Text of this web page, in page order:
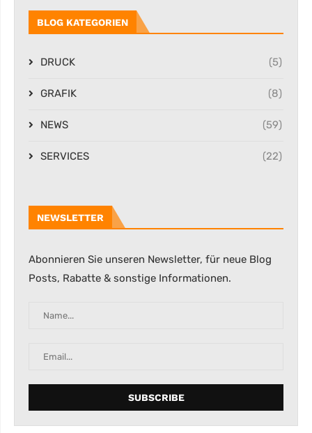
BLOG KATEGORIEN
DRUCK (5)
GRAFIK (8)
NEWS (59)
SERVICES (22)
NEWSLETTER
Abonnieren Sie unseren Newsletter, für neue Blog
Posts, Rabatte & sonstige Informationen.